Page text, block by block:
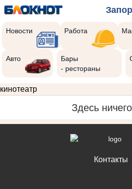
Новости Работа
Авто
Бары
- рестораны
кинотеатр
Здесь
Контакты